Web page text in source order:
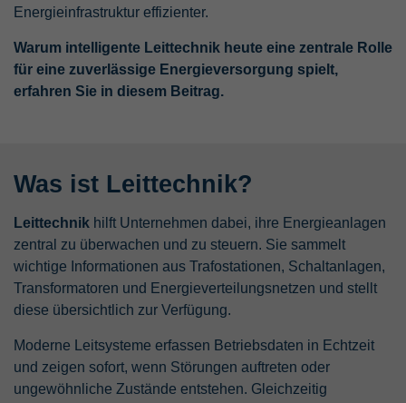
Energieinfrastruktur effizienter.
Warum intelligente Leittechnik heute eine zentrale Rolle
für eine zuverlässige Energieversorgung spielt,
erfahren Sie in diesem Beitrag.
Was ist Leittechnik?
Leittechnik hilft Unternehmen dabei, ihre Energieanlagen
zentral zu überwachen und zu steuern. Sie sammelt
wichtige Informationen aus Trafostationen, Schaltanlagen,
Transformatoren und Energieverteilungsnetzen und stellt
diese übersichtlich zur Verfügung.
Moderne Leitsysteme erfassen Betriebsdaten in Echtzeit
und zeigen sofort, wenn Störungen auftreten oder
ungewöhnliche Zustände entstehen. Gleichzeitig
Laufzeit Sitzung
entsprechend der statische Cache aktiviert
Name be_lastLoginProvider
Anbieter TYPO3 CMS
Laufzeit 90 Tage
Wird von TYPO3 verwendet. Das Cookie
Laufzeit Sitzung
Zweck
Analytics über das Gerät und das
Verhalten des Besuchers zu senden.
Name Facebook Pixel
Anbieter Facebook Ireland Ltd.
Laufzeit 1 Jahr
Analyse des Nutzerverhaltens und
Facebook
Name PREF
Anbieter YouTube
Zweck
registriert eine eindeutige ID, die von
dazu, wie der Besucher YouTube-Videos
auf verschiedenen Websites nutzt, zu
behalten.
Anbieter YouTube